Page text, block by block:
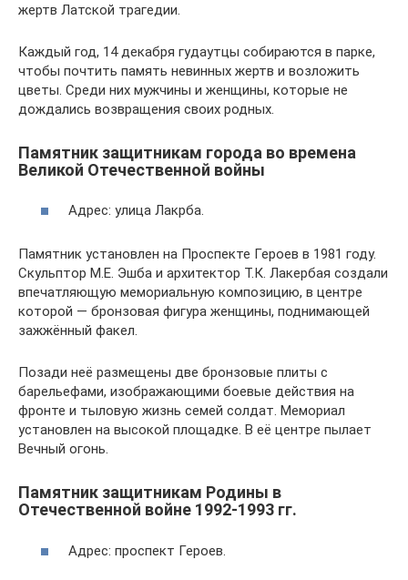
жертв Латской трагедии.
Каждый год, 14 декабря гудаутцы собираются в парке,
чтобы почтить память невинных жертв и возложить
цветы. Среди них мужчины и женщины, которые не
дождались возвращения своих родных.
Памятник защитникам города во времена
Великой Отечественной войны
Адрес: улица Лакрба.
Памятник установлен на Проспекте Героев в 1981 году.
Скульптор М.Е. Эшба и архитектор Т.К. Лакербая создали
впечатляющую мемориальную композицию, в центре
которой — бронзовая фигура женщины, поднимающей
зажжённый факел.
Позади неё размещены две бронзовые плиты с
барельефами, изображающими боевые действия на
фронте и тыловую жизнь семей солдат. Мемориал
установлен на высокой площадке. В её центре пылает
Вечный огонь.
Памятник защитникам Родины в
Отечественной войне 1992-1993 гг.
Адрес: проспект Героев.